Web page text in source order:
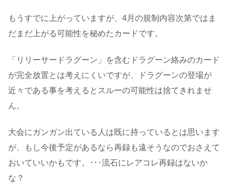
もうすでに上がっていますが、4月の規制内容次第ではま
だまだ上がる可能性を秘めたカードです。
「リリーサードラグーン」を含むドラグーン絡みのカード
が完全放置とは考えにくいですが、ドラグーンの登場が
近々である事を考えるとスルーの可能性は捨てきれませ
ん。
大会にガンガン出ている人は既に持っているとは思います
が、もし今後予定があるなら再録も遠そうなのでおさえて
おいていいかもです。･･･流石にレアコレ再録はないか
な？